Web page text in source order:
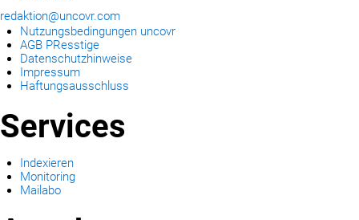
redaktion@uncovr.com
Nutzungsbedingungen uncovr
AGB PResstige
Datenschutzhinweise
Impressum
Haftungsausschluss
Services
Indexieren
Monitoring
Mailabo